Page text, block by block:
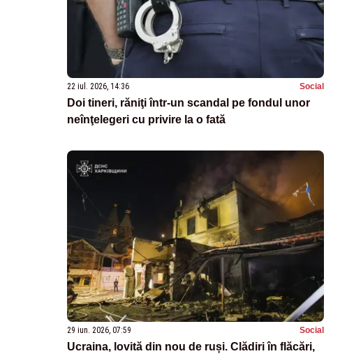
22 iul. 2026, 14:36 Social
Doi tineri, răniţi într-un scandal pe fondul unor
neînţelegeri cu privire la o fată
29 iun. 2026, 07:59 Social
Ucraina, lovită din nou de ruși. Clădiri în flăcări,